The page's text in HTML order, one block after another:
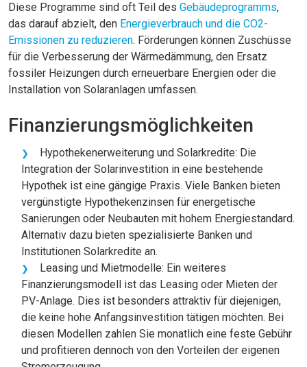
Diese Programme sind oft Teil des Gebäudeprogramms,
das darauf abzielt, den Energieverbrauch und die CO2-
Emissionen zu reduzieren. Förderungen können Zuschüsse
für die Verbesserung der Wärmedämmung, den Ersatz
fossiler Heizungen durch erneuerbare Energien oder die
Installation von Solaranlagen umfassen.
Finanzierungsmöglichkeiten
Hypothekenerweiterung und Solarkredite: Die
Integration der Solarinvestition in eine bestehende
Hypothek ist eine gängige Praxis. Viele Banken bieten
vergünstigte Hypothekenzinsen für energetische
Sanierungen oder Neubauten mit hohem Energiestandard.
Alternativ dazu bieten spezialisierte Banken und
Institutionen Solarkredite an.
Leasing und Mietmodelle: Ein weiteres
Finanzierungsmodell ist das Leasing oder Mieten der
PV-Anlage. Dies ist besonders attraktiv für diejenigen,
die keine hohe Anfangsinvestition tätigen möchten. Bei
diesen Modellen zahlen Sie monatlich eine feste Gebühr
und profitieren dennoch von den Vorteilen der eigenen